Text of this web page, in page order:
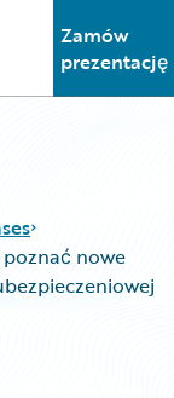
main menu
Zamów
prezentację
poznać nowe